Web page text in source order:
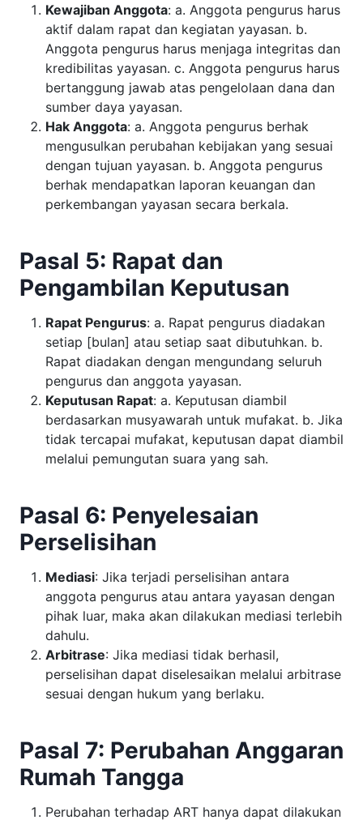
Kewajiban Anggota: a. Anggota pengurus harus
aktif dalam rapat dan kegiatan yayasan. b.
Anggota pengurus harus menjaga integritas dan
kredibilitas yayasan. c. Anggota pengurus harus
bertanggung jawab atas pengelolaan dana dan
sumber daya yayasan.
Hak Anggota: a. Anggota pengurus berhak
mengusulkan perubahan kebijakan yang sesuai
dengan tujuan yayasan. b. Anggota pengurus
berhak mendapatkan laporan keuangan dan
perkembangan yayasan secara berkala.
Pasal 5: Rapat dan
Pengambilan Keputusan
Rapat Pengurus: a. Rapat pengurus diadakan
setiap [bulan] atau setiap saat dibutuhkan. b.
Rapat diadakan dengan mengundang seluruh
pengurus dan anggota yayasan.
Keputusan Rapat: a. Keputusan diambil
berdasarkan musyawarah untuk mufakat. b. Jika
tidak tercapai mufakat, keputusan dapat diambil
melalui pemungutan suara yang sah.
Pasal 6: Penyelesaian
Perselisihan
Mediasi: Jika terjadi perselisihan antara
anggota pengurus atau antara yayasan dengan
pihak luar, maka akan dilakukan mediasi terlebih
dahulu.
Arbitrase: Jika mediasi tidak berhasil,
perselisihan dapat diselesaikan melalui arbitrase
sesuai dengan hukum yang berlaku.
Pasal 7: Perubahan Anggaran
Rumah Tangga
Perubahan terhadap ART hanya dapat dilakukan